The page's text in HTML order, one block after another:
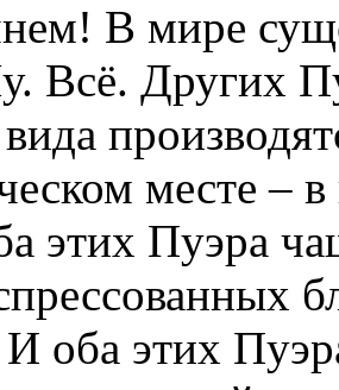
В мире
Других
месте –
этих Пуэра
оба этих